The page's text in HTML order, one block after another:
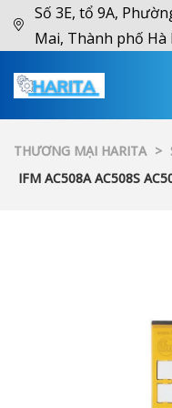
Số 3E, tổ 9A,
Mai, Thành phố Hà
THƯƠNG MẠI HARITA >
IFM AC508A AC508S